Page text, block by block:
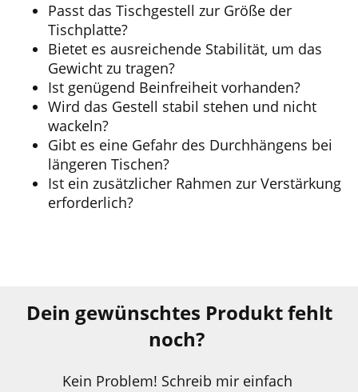
Passt das Tischgestell zur Größe der
Tischplatte?
Bietet es ausreichende Stabilität, um das
Gewicht zu tragen?
Ist genügend Beinfreiheit vorhanden?
Wird das Gestell stabil stehen und nicht
wackeln?
Gibt es eine Gefahr des Durchhängens bei
längeren Tischen?
Ist ein zusätzlicher Rahmen zur Verstärkung
erforderlich?
Dein gewünschtes Produkt fehlt
noch?
Kein Problem! Schreib mir einfach